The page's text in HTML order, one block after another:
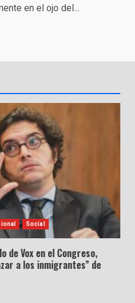
en el ojo del...
Social
de Vox en el Congreso,
a los inmigrantes” de